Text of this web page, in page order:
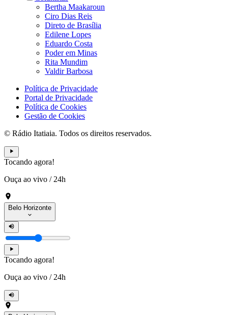
Bertha Maakaroun
Ciro Dias Reis
Direto de Brasília
Edilene Lopes
Eduardo Costa
Poder em Minas
Rita Mundim
Valdir Barbosa
Política de Privacidade
Portal de Privacidade
Política de Cookies
Gestão de Cookies
© Rádio Itatiaia. Todos os direitos reservados.
Tocando agora!
Ouça ao vivo / 24h
Belo Horizonte
Tocando agora!
Ouça ao vivo / 24h